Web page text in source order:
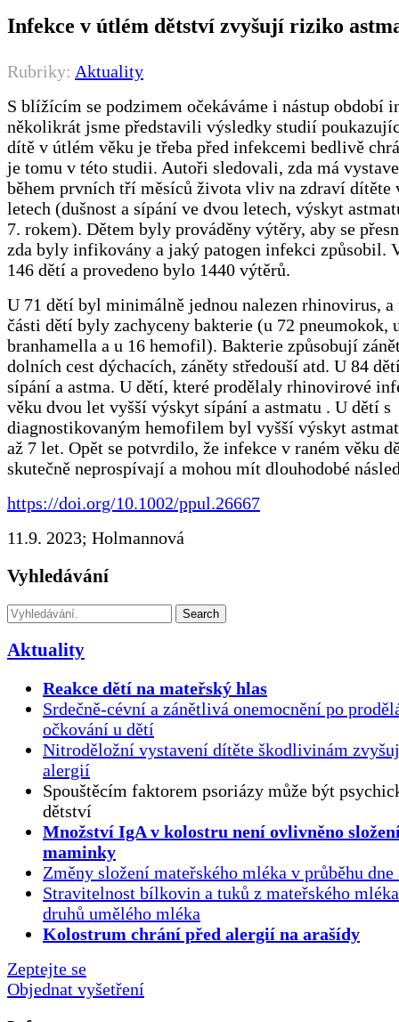
Infekce v útlém dětství zvyšují riziko
Rubriky: Aktuality
S blížícím se podzimem očekáváme i nástup období
několikrát jsme představili výsledky studií
dítě v útlém věku je třeba před infekcemi bedlivě
je tomu v této studii. Autoři sledovali, zda má
během prvních tří měsíců života vliv na zdraví dítěte
letech (dušnost a sípání ve dvou letech, výskyt
7. rokem). Dětem byly prováděny výtěry, aby se
zda byly infikovány a jaký patogen infekci způsobil.
146 dětí a provedeno bylo 1440 výtěrů.
U 71 dětí byl minimálně jednou nalezen rhinovirus, a
části dětí byly zachyceny bakterie (u 72 pneumokok,
branhamella a u 16 hemofil). Bakterie způsobují
dolních cest dýchacích, záněty středouší atd. U 84
sípání a astma. U dětí, které prodělaly rhinovirové
věku dvou let vyšší výskyt sípání a astmatu . U dětí s
diagnostikovaným hemofilem byl vyšší výskyt
až 7 let. Opět se potvrdilo, že infekce v raném věku
skutečně neprospívají a mohou mít dlouhodobé
https://doi.org/10.1002/ppul.26667
11.9. 2023; Holmannová
Vyhledávání
Search
Aktuality
Reakce dětí na mateřský hlas
Srdečně-cévní a zánětlivá onemocnění po
očkování u dětí
Nitroděložní vystavení dítěte škodlivinám
alergií
Spouštěcím faktorem psoriázy může být
dětství
Množství IgA v kolostru není ovlivněno
maminky
Změny složení mateřského mléka v průběhu dne
Stravitelnost bílkovin a tuků z mateřského
druhů umělého mléka
Kolostrum chrání před alergií na arašídy
Zeptejte se
Objednat vyšetření